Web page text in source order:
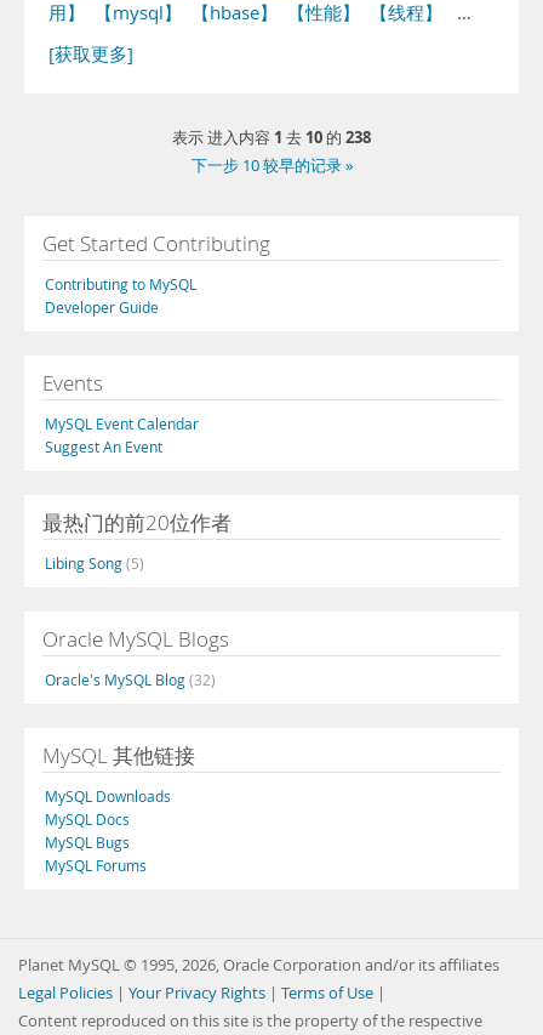
用】
【mysql】 【hbase】 【性能】 【线程】
…
[获取更多]
表示 进入内容 1 去 10 的 238
下一步 10 较早的记录 »
Get Started Contributing
Contributing to MySQL
Developer Guide
Events
MySQL Event Calendar
Suggest An Event
最热门的前20位作者
Libing Song(5)
Oracle MySQL Blogs
Oracle's MySQL Blog(32)
MySQL 其他链接
MySQL Downloads
MySQL Docs
MySQL Bugs
MySQL Forums
Planet MySQL © 1995, 2026, Oracle Corporation and/or its affiliates
Legal Policies | Your Privacy Rights | Terms of Use |
Content reproduced on this site is the property of the respective